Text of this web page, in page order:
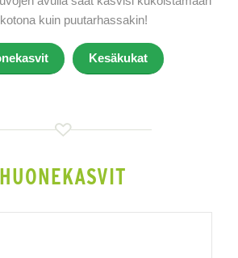
kuin puutarhassakin!
Kesäkukat
HUONEKASVIT